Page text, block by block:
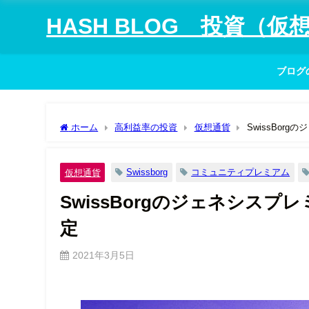
HASH BLOG 投資（仮
ブログ
ホーム 高利益率の投資 仮想通貨 SwissBorgの
仮想通貨 Swissborg コミュニティプレミアム
SwissBorgのジェネシスプレ
定
2021年3月5日